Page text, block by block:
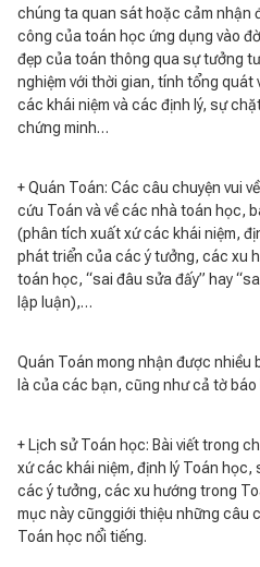
chúng ta quan sát hoặc cảm nhận
công của toán học ứng dụng vào
đẹp của toán thông qua sự tưởng
nghiệm với thời gian, tính tổng quát
các khái niệm và các định lý, sự
chứng minh…
+ Quán Toán: Các câu chuyện vui
cứu Toán và về các nhà toán học,
(phân tích xuất xứ các khái niệm,
phát triển của các ý tưởng, các xu
toán học, “sai đâu sửa đấy” hay
lập luận),…
Quán Toán mong nhận được nhiều
là của các bạn, cũng như cả tờ báo
+ Lịch sử Toán học: Bài viết trong
xứ các khái niệm, định lý Toán
các ý tưởng, các xu hướng trong
mục này cũnggiới thiệu những câu
Toán học nổi tiếng.